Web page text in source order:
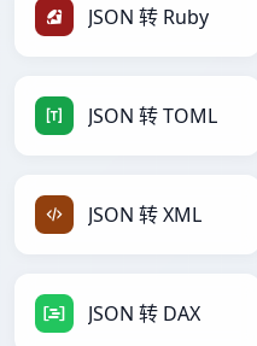
JSON 转 Ruby
JSON 转 TOML
JSON 转 XML
JSON 转 DAX